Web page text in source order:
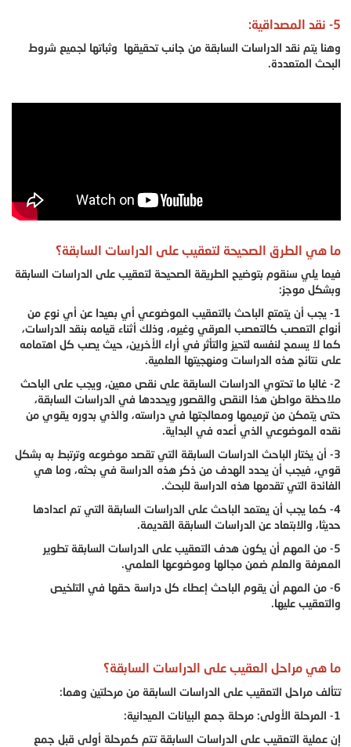
5- نقد المصداقية:
وهنا يتم نقد الدراسات السابقة من جانب تحقيقها وثباتها لجميع شروط
البحث المتعددة.
ما هي الطرق الصحيحة لتعقيب على الدراسات السابقة؟
فيما يلي سنقوم بتوضيح الطريقة الصحيحة لتعقيب على الدراسات السابقة
وبشكل موجز:
1- يجب أن يتمتع الباحث بالتعقيب الموضوعي أي بعيدا عن أي نوع من
أنواع التعصب كالتعصب العرقي وغيره، وذلك أثناء قيامه بنقد الدراسات،
كما لا يسمح لنفسه لتحيز والتأثر في أراء الأخرين، حيث يصب كل اهتمامه
على نتائج هذه الدراسات ومنهجيتها العلمية.
2- غالبا ما تحتوي الدراسات السابقة على نقص معين، ويجب على الباحث
ملاحظة مواطن هذا النقص والقصور ويحددها في الدراسات السابقة،
حتى يتمكن من ترميمها ومعالجتها في دراسته، والذي بدوره يقوي من
نقده الموضوعي الذي أعده في البداية.
3- أن يختار الباحث الدراسات السابقة التي تقصد موضوعه وترتبط به بشكل
قوي، فيجب أن يحدد الهدف من ذكر هذه الدراسة في بحثه، وما هي
الفائدة التي تقدمها هذه الدراسة للبحث.
4- كما يجب أن يعتمد الباحث على الدراسات السابقة التي تم اعدادها
حديثا، والابتعاد عن الدراسات السابقة القديمة.
5- من المهم أن يكون هدف التعقيب على الدراسات السابقة تطوير
المعرفة والعلم ضمن مجالها وموضوعها العلمي.
6- من المهم أن يقوم الباحث إعطاء كل دراسة حقها في التلخيص
والتعقيب عليها.
ما هي مراحل العقيب على الدراسات السابقة؟
تتألف مراحل التعقيب على الدراسات السابقة من مرحلتين وهما:
1- المرحلة الأولى: مرحلة جمع البيانات الميدانية:
إن عملية التعقيب على الدراسات السابقة تتم كمرحلة أولى قبل جمع